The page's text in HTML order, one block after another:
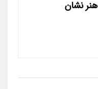
هنر نشان